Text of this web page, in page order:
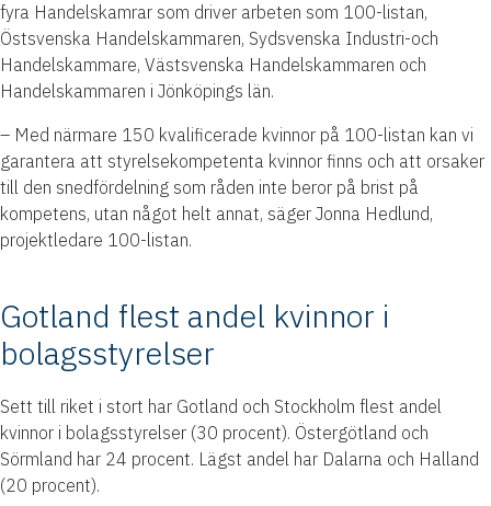
fyra Handelskamrar som driver arbeten som 100-listan,
Östsvenska Handelskammaren, Sydsvenska Industri-och
Handelskammare, Västsvenska Handelskammaren och
Handelskammaren i Jönköpings län.
– Med närmare 150 kvalificerade kvinnor på 100-listan kan vi
garantera att styrelsekompetenta kvinnor finns och att orsaker
till den snedfördelning som råden inte beror på brist på
kompetens, utan något helt annat, säger Jonna Hedlund,
projektledare 100-listan.
Gotland flest andel kvinnor i
bolagsstyrelser
Sett till riket i stort har Gotland och Stockholm flest andel
kvinnor i bolagsstyrelser (30 procent). Östergötland och
Sörmland har 24 procent. Lägst andel har Dalarna och Halland
(20 procent).